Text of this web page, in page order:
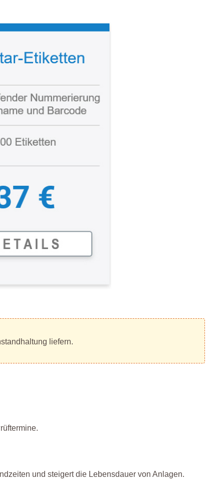
liefern.
und steigert die Lebensdauer von Anlagen.